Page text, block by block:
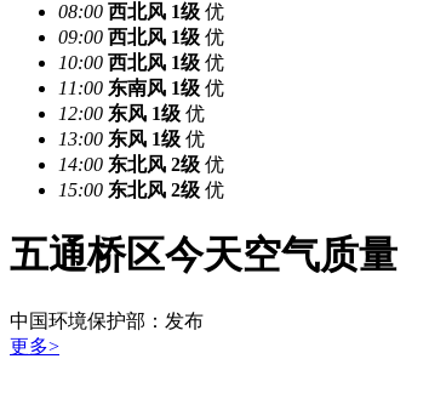
08:00 西北风 1级 优
09:00 西北风 1级 优
10:00 西北风 1级 优
11:00 东南风 1级 优
12:00 东风 1级 优
13:00 东风 1级 优
14:00 东北风 2级 优
15:00 东北风 2级 优
五通桥区今天空气质量
中国环境保护部： 发布
更多>